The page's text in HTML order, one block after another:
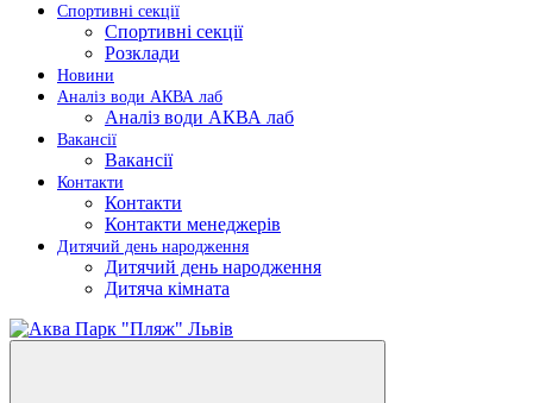
Спортивні секції
Спортивні секції
Розклади
Новини
Аналіз води АКВА лаб​
Аналіз води АКВА лаб​
Вакансії
Вакансії
Контакти
Контакти
Контакти менеджерів
Дитячий день народження
Дитячий день народження
Дитяча кімната